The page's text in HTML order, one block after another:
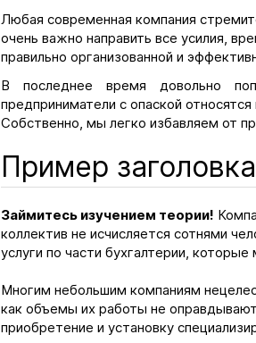
Любая современная компания
очень важно направить все усилия,
правильно организованной и
В последнее время довольно
предприниматели с опаской
Собственно, мы легко избавляем от
Пример
Займитесь изучением теории!
коллектив не исчисляется сотнями
услуги по части бухгалтерии,
Многим небольшим компаниям
как объемы их работы не
приобретение и установку